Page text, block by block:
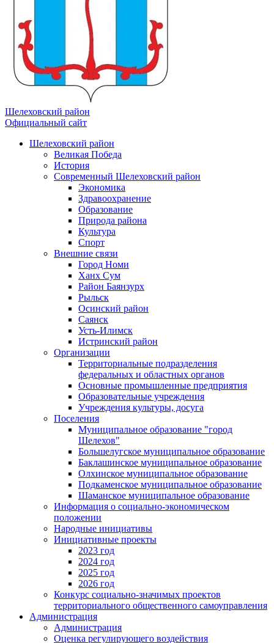
Шелеховский район
Официальный сайт
Шелеховский район
Великая Победа
История
Современный Шелеховский район
Экономика
Здравоохранение
Образование
Природа района
Культура
Спорт
Внешние связи
Город Номи
Ханх Сум
Район Баянзурх
Рыльск
Осинский район
Саянск
Усть-Илимск
Истринский район
Организации
Территориальные подразделения
федеральных и областных органов
Основные промышленные предприятия
Образовательные учреждения
Учреждения культуры, досуга
Поселения
Муниципальное образование "город
Шелехов"
Большелугское муниципальное образование
Баклашинское муниципальное образование
Олхинское муниципальное образование
Подкаменское муниципальное образование
Шаманское муниципальное образование
Информация о социально-экономическом
положении
Народные инициативы
Инициативные проекты
2023 год
2024 год
2025 год
2026 год
Конкурс социально-значимых проектов
территориального общественного самоуправления
Администрация
Администрация
Оценка регулирующего воздействия